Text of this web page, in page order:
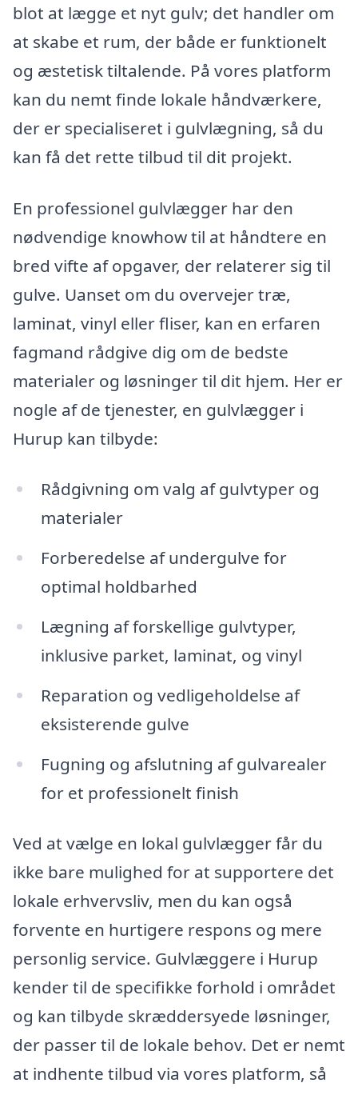
blot at lægge et nyt gulv; det handler om
at skabe et rum, der både er funktionelt
og æstetisk tiltalende. På vores platform
kan du nemt finde lokale håndværkere,
der er specialiseret i gulvlægning, så du
kan få det rette tilbud til dit projekt.
En professionel gulvlægger har den
nødvendige knowhow til at håndtere en
bred vifte af opgaver, der relaterer sig til
gulve. Uanset om du overvejer træ,
laminat, vinyl eller fliser, kan en erfaren
fagmand rådgive dig om de bedste
materialer og løsninger til dit hjem. Her er
nogle af de tjenester, en gulvlægger i
Hurup kan tilbyde:
Rådgivning om valg af gulvtyper og
materialer
Forberedelse af undergulve for
optimal holdbarhed
Lægning af forskellige gulvtyper,
inklusive parket, laminat, og vinyl
Reparation og vedligeholdelse af
eksisterende gulve
Fugning og afslutning af gulvarealer
for et professionelt finish
Ved at vælge en lokal gulvlægger får du
ikke bare mulighed for at supportere det
lokale erhvervsliv, men du kan også
forvente en hurtigere respons og mere
personlig service. Gulvlæggere i Hurup
kender til de specifikke forhold i området
og kan tilbyde skræddersyede løsninger,
der passer til de lokale behov. Det er nemt
at indhente tilbud via vores platform, så